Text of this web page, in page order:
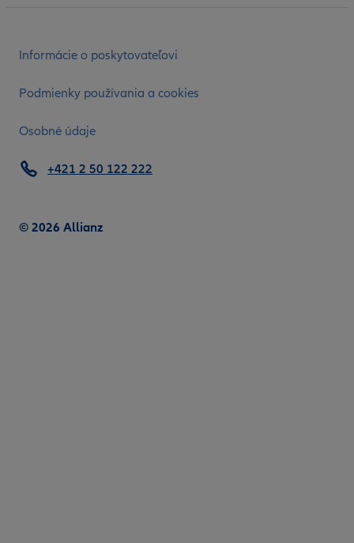
Informácie o poskytovateľovi
Podmienky používania a cookies
Osobné údaje
© 2026 Allianz
+421 2 50 122 222